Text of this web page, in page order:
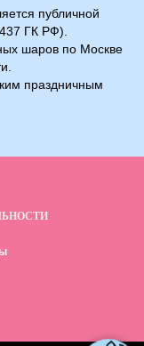
публичной
ГК РФ).
шаров по Москве
праздничным